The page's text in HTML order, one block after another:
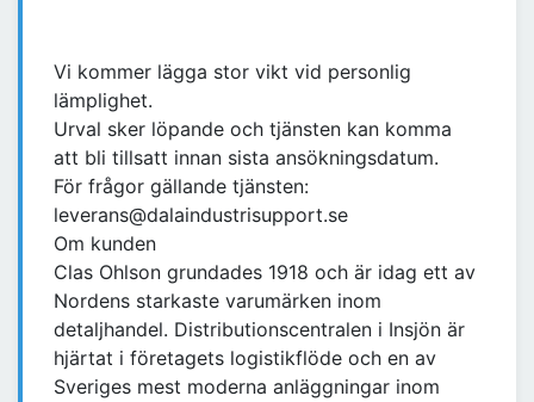
Vi kommer lägga stor vikt vid personlig
lämplighet.
Urval sker löpande och tjänsten kan komma
att bli tillsatt innan sista ansökningsdatum.
För frågor gällande tjänsten:
leverans@dalaindustrisupport.se
Om kunden
Clas Ohlson grundades 1918 och är idag ett av
Nordens starkaste varumärken inom
detaljhandel. Distributionscentralen i Insjön är
hjärtat i företagets logistikflöde och en av
Sveriges mest moderna anläggningar inom